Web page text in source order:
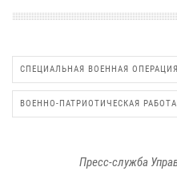
СПЕЦИАЛЬНАЯ ВОЕННАЯ ОПЕРАЦИЯ
ВОЕННО-ПАТРИОТИЧЕСКАЯ РАБОТА
Пресс-служба